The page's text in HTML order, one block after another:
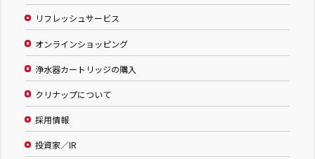
リフレッシュサービス
オンラインショッピング
浄水器カートリッジの購入
クリナップについて
採用情報
投資家／IR